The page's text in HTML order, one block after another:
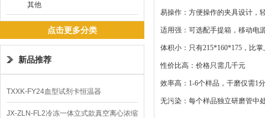
其他
点击更多分类
新品推荐
TXXK-FY24血型试剂卡恒温器
JX-ZLN-FL2冷冻一体立式款真空离心浓缩
易操作：方便操作的夹具设计，
适用强：可选配手提箱，移动电
体积小：只有215*160*175，比
性价比高：价格只需几千元
效率高：1-6个样品，干磨仅需1
无污染：每个样品独立研磨管中